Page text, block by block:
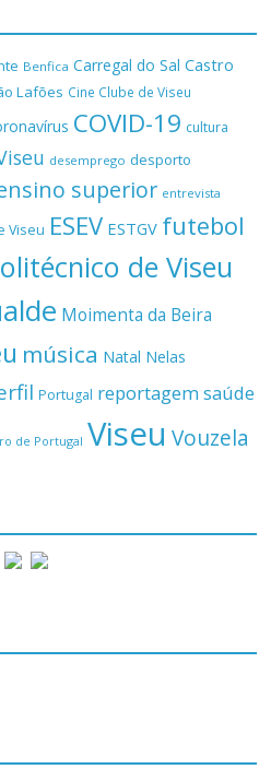
Benfica Carregal do Sal Castro
Lafões Cine Clube de Viseu
COVID-19 cultura
desemprego desporto
superior entrevista
Viseu ESEV ESTGV futebol
de Viseu
Moimenta da Beira
música Natal Nelas
Portugal reportagemsaúde
de Portugal Viseu Vouzela